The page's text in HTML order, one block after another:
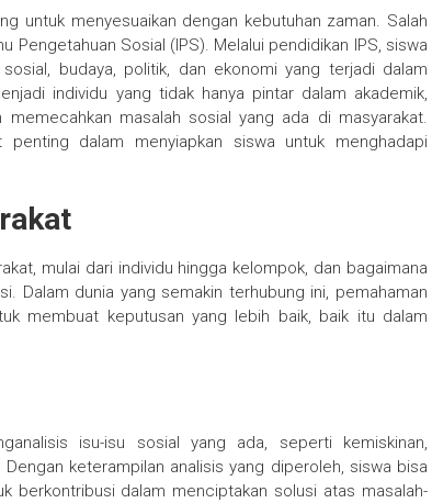
untuk menyesuaikan dengan kebutuhan zaman. Salah
Sosial (IPS). Melalui pendidikan IPS, siswa
budaya, politik, dan ekonomi yang terjadi dalam
individu yang tidak hanya pintar dalam akademik,
masalah sosial yang ada di masyarakat.
dalam menyiapkan siswa untuk menghadapi
mulai dari individu hingga kelompok, dan bagaimana
Dalam dunia yang semakin terhubung ini, pemahaman
membuat keputusan yang lebih baik, baik itu dalam
isu-isu sosial yang ada, seperti kemiskinan,
keterampilan analisis yang diperoleh, siswa bisa
berkontribusi dalam menciptakan solusi atas masalah-